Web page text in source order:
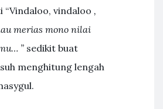
“Vindaloo, vindaloo ,
merias mono nilai
” sedikit buat
menghitung lengah